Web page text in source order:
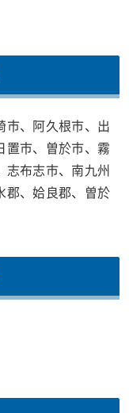
市、阿久根市、出
置市、曽於市、霧
志布志市、南九州
郡、姶良郡、曽於